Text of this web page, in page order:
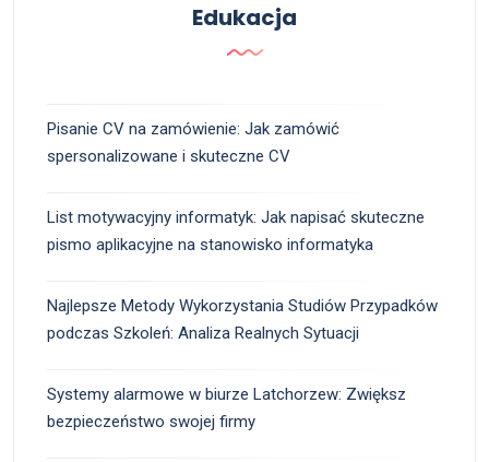
Edukacja
Pisanie CV na zamówienie: Jak zamówić
spersonalizowane i skuteczne CV
List motywacyjny informatyk: Jak napisać skuteczne
pismo aplikacyjne na stanowisko informatyka
Najlepsze Metody Wykorzystania Studiów Przypadków
podczas Szkoleń: Analiza Realnych Sytuacji
Systemy alarmowe w biurze Latchorzew: Zwiększ
bezpieczeństwo swojej firmy